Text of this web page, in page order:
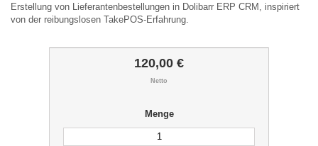
Erstellung von Lieferantenbestellungen in Dolibarr ERP CRM, inspiriert
von der reibungslosen TakePOS-Erfahrung.
120,00 €
Netto
Menge